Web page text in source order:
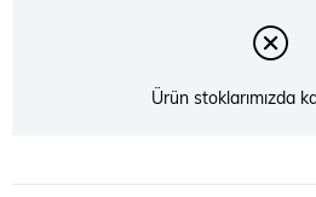
Ürün stoklarımızda